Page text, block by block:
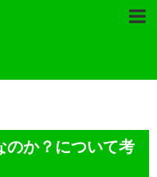
のか？について考